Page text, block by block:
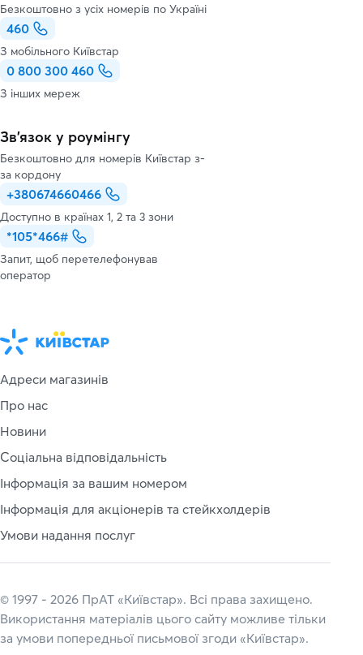
Безкоштовно з усіх номерів по Україні
460
З мобільного Київстар
0 800 300 460
З інших мереж
Зв’язок у роумінгу
Безкоштовно для номерів Київстар з-
за кордону
+380674660466
Доступно в країнах 1, 2 та 3 зони
*105*466#
Запит, щоб перетелефонував
оператор
Адреси магазинів
Про нас
Новини
Соціальна відповідальність
Інформація за вашим номером
Інформація для акціонерів та стейкхолдерів
Умови надання послуг
© 1997 - 2026 ПрАТ «Київстар». Всі права захищено.
Використання матеріалів цього сайту можливе тільки
за умови попередньої письмової згоди «Київстар».